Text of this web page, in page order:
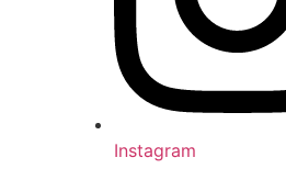
Instagram